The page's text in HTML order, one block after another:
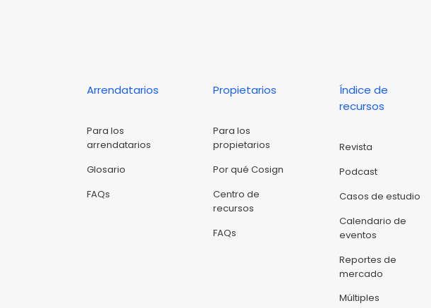
Arrendatarios
Para los
arrendatarios
Glosario
FAQs
Propietarios
Para los
propietarios
Por qué Cosign
Centro de
recursos
FAQs
Índice de
recursos
Revista
Podcast
Casos de estudio
Calendario de
eventos
Reportes de
mercado
Múltiples